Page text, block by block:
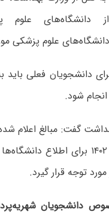
دانشگاه‌های
دانشگاه‌های علوم پزشکی
دانشجویان فعلی باید
شود.
گفت: مبالغ اعلام
برنامه و بودجه در سال ۱۴۰۲
توجه قرار گیرد.
دانشجویان